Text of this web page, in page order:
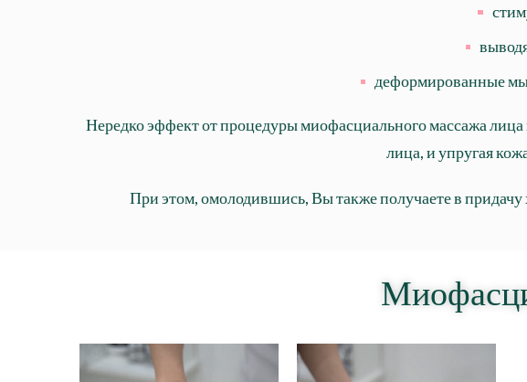
деформированные
Нередко эффект от процедурымиофасциального массажа лица
лица, и упругая
При этом, омолодившись, Вы также получаете в придачу